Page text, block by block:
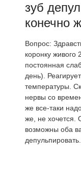
зуб
конечно
Вопрос:
коронку живого
постоянная
день).
температуры.
нервы со
же все-таки
же, не хочется.
возможны оба